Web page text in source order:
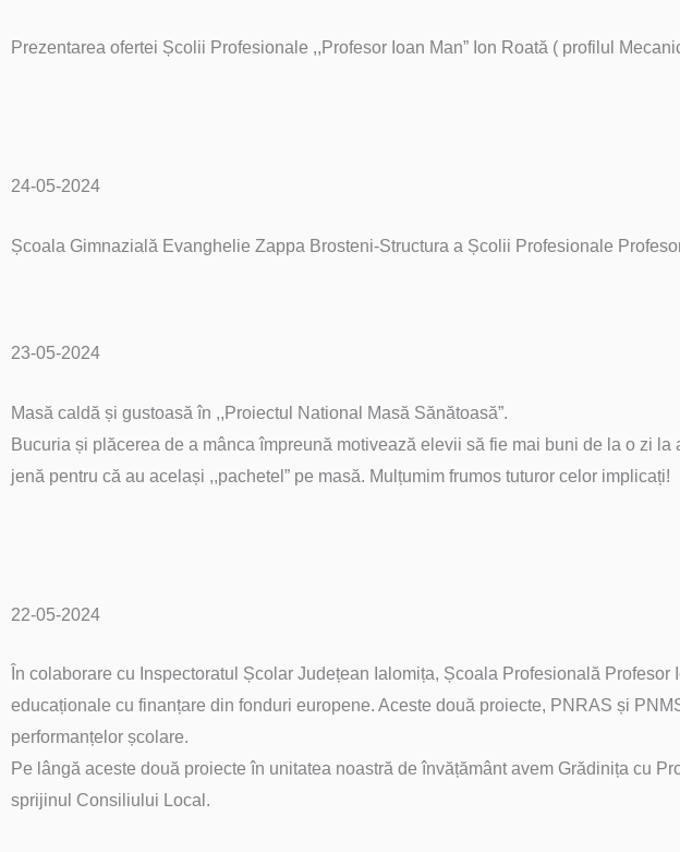
Prezentarea ofertei Școlii Profesionale ,,Profesor Ioan Man” Ion Roată ( profilul
24-05-2024
Școala Gimnazială Evanghelie Zappa Brosteni-Structura a Școlii Profesionale
23-05-2024
Masă caldă și gustoasă în ,,Proiectul National Masă Sănătoasă”.
Bucuria și plăcerea de a mânca împreună motivează elevii să fie mai buni de la o zi
jenă pentru că au același ,,pachetel” pe masă. Mulțumim frumos tuturor celor implicați!
22-05-2024
În colaborare cu Inspectoratul Școlar Județean Ialomița, Școala Profesională
educaționale cu finanțare din fonduri europene. Aceste două proiecte, PNRAS și
performanțelor școlare.
Pe lângă aceste două proiecte în unitatea noastră de învățământ avem Grădinița cu
sprijinul Consiliului Local.